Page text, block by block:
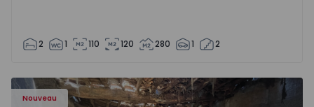
2 1 110 120 280 1 2
Nouveau
Maison Vila Real, São Tomé do Castelo e Justes -